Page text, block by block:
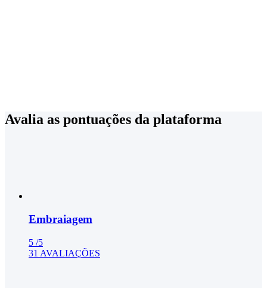
Avalia as pontuações da plataforma
Embraiagem
5 /5
31 AVALIAÇÕES